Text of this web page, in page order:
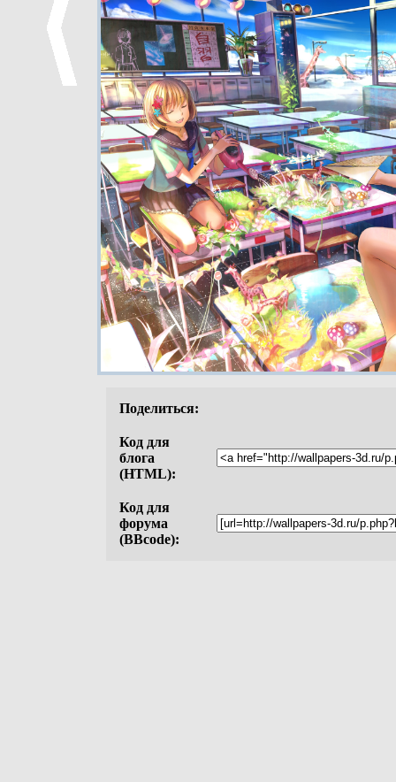
Поделиться:
Код для
блога
(HTML):
Код для
форума
(BBcode):